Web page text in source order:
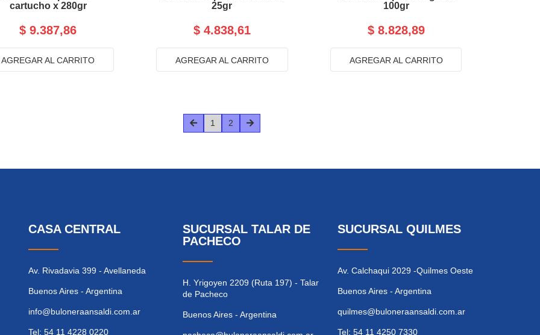
cartucho x 280gr
$ 9.387,86
AGREGAR AL CARRITO
25gr
$ 4.838,61
AGREGAR AL CARRITO
100gr
$ 8.828,89
AGREGAR AL CARRITO
1 2
CASA CENTRAL
Av. Rivadavia 399 - Avellaneda
Buenos Aires - Argentina
info@buloneraansaldi.com.ar
Tel: 54 11 4228 0220
SUCURSAL TALAR DE
PACHECO
H. Yrigoyen 2209 (Ruta 197) - Talar
de Pacheco
Buenos Aires - Argentina
SUCURSAL QUILMES
Av. Calchaqui 2029 -Quilmes Oeste
Buenos Aires - Argentina
quilmes@buloneraansaldi.com.ar
Tel: 54 11 4250 7330